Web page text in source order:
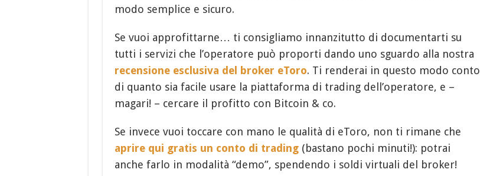
modo semplice e sicuro.
Se vuoi approfittarne… ti consigliamo innanzitutto di documentarti su
tutti i servizi che l’operatore può proporti dando uno sguardo alla nostra
recensione esclusiva del broker eToro. Ti renderai in questo modo conto
di quanto sia facile usare la piattaforma di trading dell’operatore, e –
magari! – cercare il profitto con Bitcoin & co.
Se invece vuoi toccare con mano le qualità di eToro, non ti rimane che
aprire qui gratis un conto di trading (bastano pochi minuti!): potrai
anche farlo in modalità “demo”, spendendo i soldi virtuali del broker!